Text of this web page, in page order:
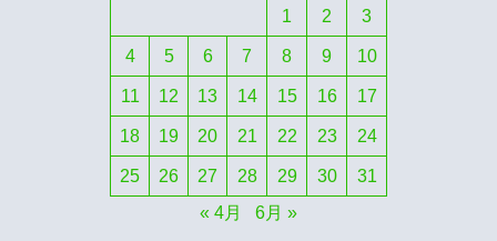
1 2 3
4 5 6 7 8 9 10
11 12 13 14 15 16 17
18 19 20 21 22 23 24
25 26 27 28 29 30
31
« 4月
6月 »